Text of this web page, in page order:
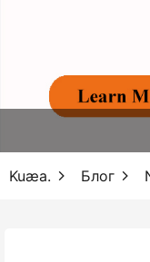
Kuæa. Блог